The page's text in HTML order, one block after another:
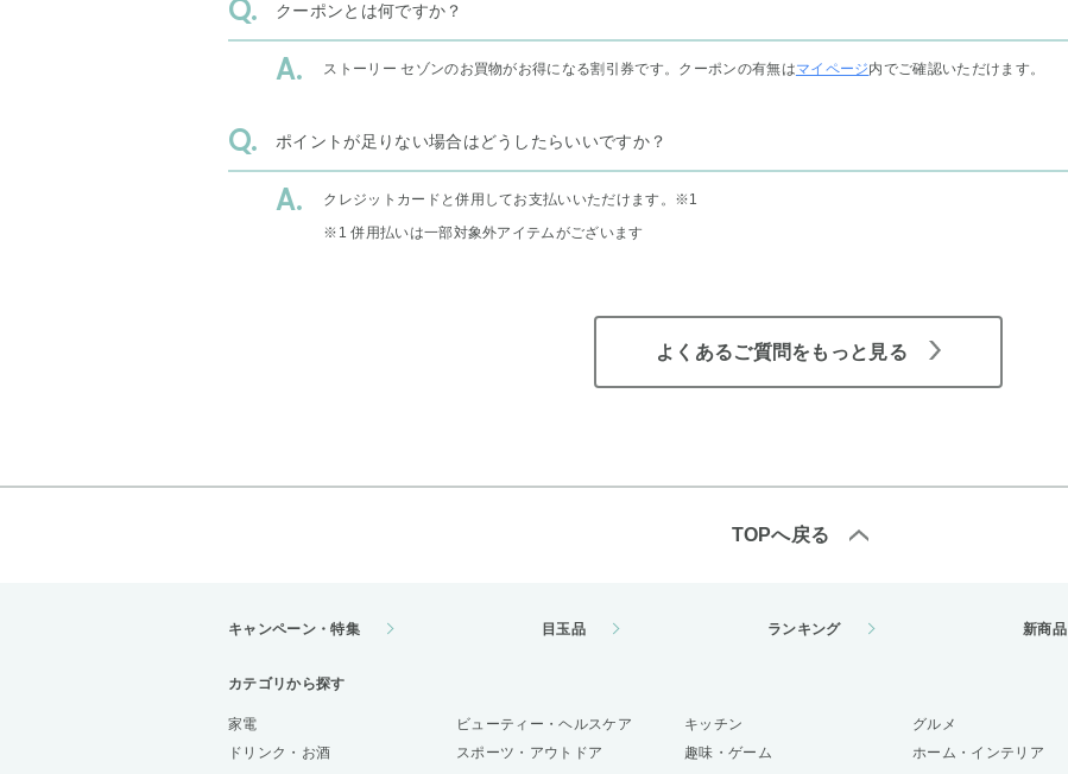
クーポンとは何ですか？
ストーリー セゾンのお買物がお得になる割引券です。クーポンの有無はマイページ内でご確認いただけます。
ポイントが足りない場合はどうしたらいいですか？
クレジットカードと併用してお支払いいただけます。 ※1
※1 併用払いは一部対象外アイテムがございます
よくあるご質問をもっと見る
TOPへ戻る
キャンペーン・特集 目玉品 ランキング 新商品
カテゴリから探す
家電 ビューティー・ヘルスケア キッチン グルメ
ドリンク・お酒
スポーツ・アウトドア 趣味・ゲーム ホーム・インテリア